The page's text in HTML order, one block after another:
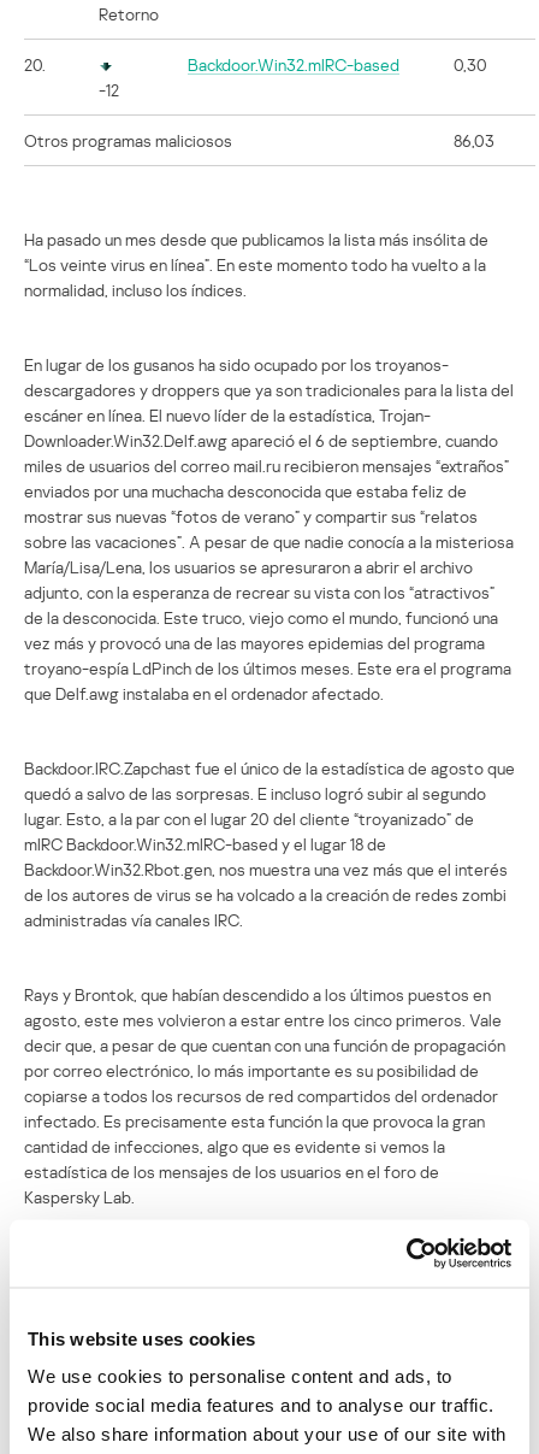
This website uses cookies
We use cookies to personalise content and ads, to
provide social media features and to analyse our traffic.
We also share information about your use of our site with
Retorno
20.
-12
Backdoor.Win32.mIRC-based 0,30
Otros programas maliciosos 86,03
Ha pasado un mes desde que publicamos la lista más insólita de
“Los veinte virus en línea”. En este momento todo ha vuelto a la
normalidad, incluso los índices.
En lugar de los gusanos ha sido ocupado por los troyanos-
descargadores y droppers que ya son tradicionales para la lista del
escáner en línea. El nuevo líder de la estadística, Trojan-
Downloader.Win32.Delf.awg apareció el 6 de septiembre, cuando
miles de usuarios del correo mail.ru recibieron mensajes “extraños”
enviados por una muchacha desconocida que estaba feliz de
mostrar sus nuevas “fotos de verano” y compartir sus “relatos
sobre las vacaciones”. A pesar de que nadie conocía a la misteriosa
María/Lisa/Lena, los usuarios se apresuraron a abrir el archivo
adjunto, con la esperanza de recrear su vista con los “atractivos”
de la desconocida. Este truco, viejo como el mundo, funcionó una
vez más y provocó una de las mayores epidemias del programa
troyano-espía LdPinch de los últimos meses. Este era el programa
que Delf.awg instalaba en el ordenador afectado.
Backdoor.IRC.Zapchast fue el único de la estadística de agosto que
quedó a salvo de las sorpresas. E incluso logró subir al segundo
lugar. Esto, a la par con el lugar 20 del cliente “troyanizado” de
mIRC Backdoor.Win32.mIRC-based y el lugar 18 de
Backdoor.Win32.Rbot.gen, nos muestra una vez más que el interés
de los autores de virus se ha volcado a la creación de redes zombi
administradas vía canales IRC.
Rays y Brontok, que habían descendido a los últimos puestos en
agosto, este mes volvieron a estar entre los cinco primeros. Vale
decir que, a pesar de que cuentan con una función de propagación
por correo electrónico, lo más importante es su posibilidad de
copiarse a todos los recursos de red compartidos del ordenador
infectado. Es precisamente esta función la que provoca la gran
cantidad de infecciones, algo que es evidente si vemos la
estadística de los mensajes de los usuarios en el foro de
Kaspersky Lab.
No se queda atrás el virus clásico Parite.b. Veterano de muchos
indiscutible de toda la clase de virus comunes. Entre los gusanos y
troyanos no existe un líder similar. Algo más: ha vuelto a la lista un
gusano similar, Hidrag.a, lo que nos obliga a pensar que los rumores
sobre la muerte de los virus clásicos son demasiado exagerados.
De acuerdo, estos no se propagan con tanta velocidad como los